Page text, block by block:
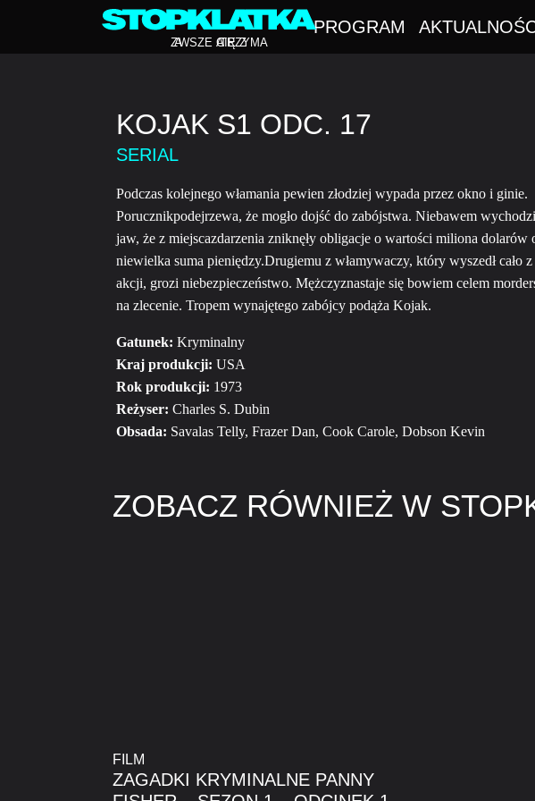
ZAWSZE CIĘ Z
ATRZYMA
PROGRAM
KOJAK S1 ODC. 17
SERIAL
Podczas kolejnego włamania pewien złodziej wypada przez okno i ginie.
Porucznikpodejrzewa, że mogło dojść do zabójstwa. Niebawem
jaw, że z miejscazdarzenia zniknęły obligacje o wartości miliona dolarów
niewielka suma pieniędzy.Drugiemu z włamywaczy, który wyszedł cało z
akcji, grozi niebezpieczeństwo. Mężczyznastaje się bowiem celem
na zlecenie. Tropem wynajętego zabójcy podąża Kojak.
Gatunek: Kryminalny
Kraj produkcji: USA
Rok produkcji: 1973
Reżyser: Charles S. Dubin
Obsada: Savalas Telly, Frazer Dan, Cook Carole, Dobson Kevin
ZOBACZ RÓWNIEŻ W
FILM
ZAGADKI KRYMINALNE PANNY